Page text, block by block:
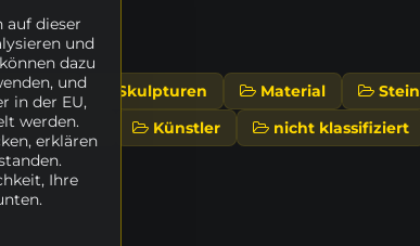
Katalog Skulpturen Material Stein
ANGEBOT Künstler nicht klassifiziert
auf dieser
und
dazu
und
in der EU,
werden.
erklären
Ihre